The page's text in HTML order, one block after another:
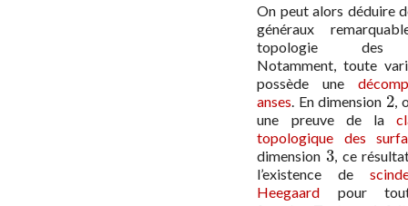
On peut alors déduire
généraux
topologie des
Notamment, toute
possède une
anses . En dimension 2
2 ,
une preuve de la
topologique des
dimension 3
3 , ce
l’existence de
Heegaard pour